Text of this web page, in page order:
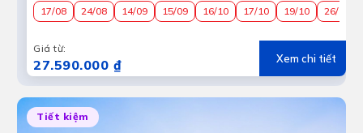
17/08
24/08 14/09 15/09 16/10 17/10 19/10 26/10
Giá từ:
27.590.000 ₫ Xem chi tiết
Tiết kiệm